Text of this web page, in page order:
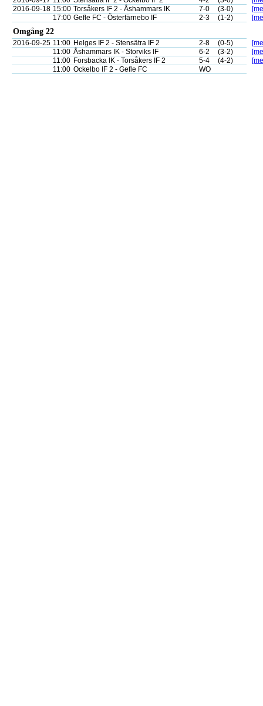
2016-09-18 15:00 Torsåkers IF 2 - Åshammars IK 7-0 (3-0)
17:00 Gefle FC - Österfärnebo IF 2-3 (1-2)
Omgång 22
2016-09-25 11:00 Helges IF 2 - Stensätra IF 2 2-8 (0-5)
11:00 Åshammars IK - Storviks IF 6-2 (3-2)
11:00 Forsbacka IK - Torsåkers IF 2 5-4 (4-2)
11:00 Ockelbo IF 2 - Gefle FC WO